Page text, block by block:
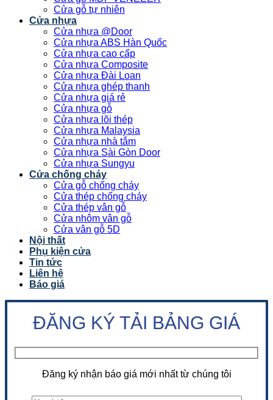
Cửa gỗ tự nhiên
Cửa nhựa
Cửa nhựa @Door
Cửa nhựa ABS Hàn Quốc
Cửa nhựa cao cấp
Cửa nhựa Composite
Cửa nhựa Đài Loan
Cửa nhựa ghép thanh
Cửa nhựa giá rẻ
Cửa nhựa gỗ
Cửa nhựa lõi thép
Cửa nhựa Malaysia
Cửa nhựa nhà tắm
Cửa nhựa Sài Gòn Door
Cửa nhựa Sungyu
Cửa chống cháy
Cửa gỗ chống cháy
Cửa thép chống cháy
Cửa thép vân gỗ
Cửa nhôm vân gỗ
Cửa vân gỗ 5D
Nội thất
Phụ kiện cửa
Tin tức
Liên hệ
Báo giá
ĐĂNG KÝ TẢI BẢNG GIÁ
Đăng ký nhận báo giá mới nhất từ chúng tôi